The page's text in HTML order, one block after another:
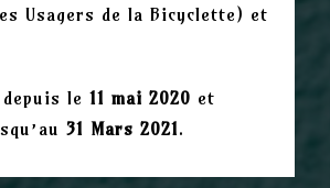
Usagers de la Bicyclette) et
depuis le11 mai 2020 et
31 Mars 2021.